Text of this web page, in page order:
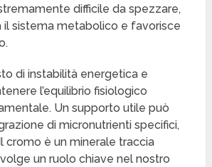
difficile da spezzare,
il sistema metabolico e favorisce
di instabilità energetica e
l’equilibrio fisiologico
Un supporto utile può
di micronutrienti specifici,
cromo è un minerale traccia
un ruolo chiave nel nostro